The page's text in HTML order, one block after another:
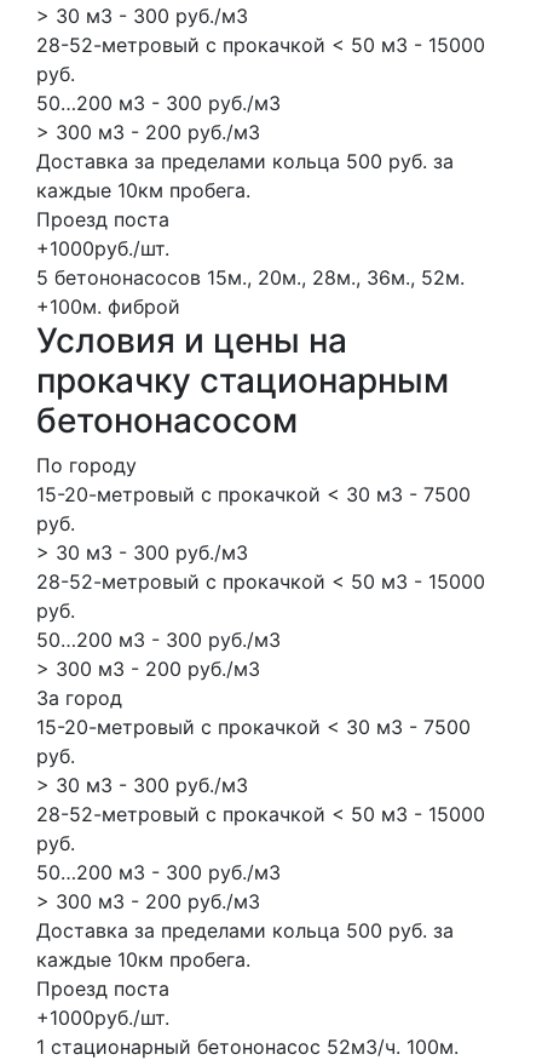
> 30 м3 - 300 руб./м3
28-52-метровый с прокачкой < 50 м3 - 15000
руб.
50…200 м3 - 300 руб./м3
> 300 м3 - 200 руб./м3
Доставка за пределами кольца 500 руб. за
каждые 10км пробега.
Проезд поста
+1000руб./шт.
5 бетононасосов 15м., 20м., 28м., 36м., 52м.
+100м. фиброй
Условия и цены на
прокачку стационарным
бетононасосом
По городу
15-20-метровый с прокачкой < 30 м3 - 7500
руб.
> 30 м3 - 300 руб./м3
28-52-метровый с прокачкой < 50 м3 - 15000
руб.
50…200 м3 - 300 руб./м3
> 300 м3 - 200 руб./м3
За город
15-20-метровый с прокачкой < 30 м3 - 7500
руб.
> 30 м3 - 300 руб./м3
28-52-метровый с прокачкой < 50 м3 - 15000
руб.
50…200 м3 - 300 руб./м3
> 300 м3 - 200 руб./м3
Доставка за пределами кольца 500 руб. за
каждые 10км пробега.
Проезд поста
+1000руб./шт.
1 стационарный бетононасос 52м3/ч. 100м.